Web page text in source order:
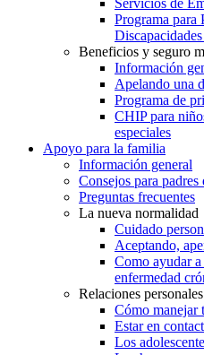
Programa para
Beneficios y seguro
Información
Apelando una
Programa de
CHIP para
especiales
Apoyo para la familia
Información general
Consejos para
Preguntas frecuentes
La nueva normalidad
Cuidado
Aceptando,
Como ayudar
enfermedad
Relaciones personales
Cómo manejar
Estar en
Los